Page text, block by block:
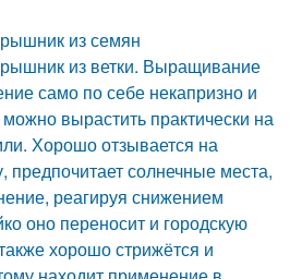
из семян
из ветки. Выращивание
само по себе некапризно и
вырастить практически на
Хорошо отзывается на
предпочитает солнечные места,
реагируя снижением
оно переносит и городскую
хорошо стрижётся и